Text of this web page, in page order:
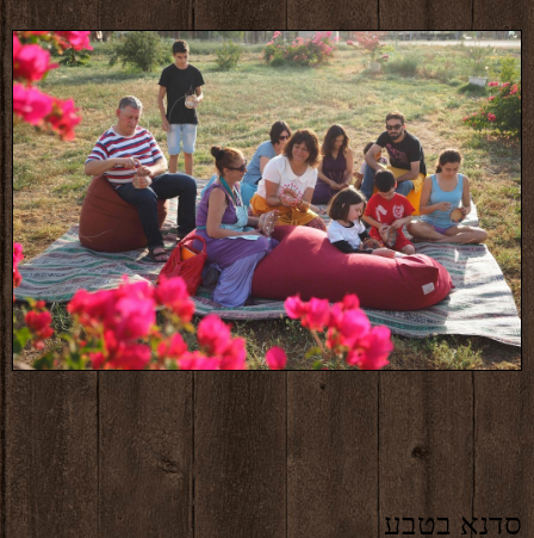
סדנא בטבע